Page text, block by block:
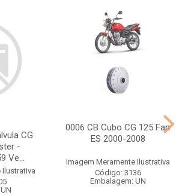
CG
-
Ve...
Ilustrativa
0006 CB Cubo CG 125 Fan
ES 2000-2008
Imagem Meramente Ilustrativa
Código: 3136
Embalagem: UN